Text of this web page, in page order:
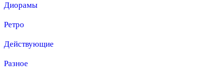
Диорамы
Ретро
Действующие
Разное